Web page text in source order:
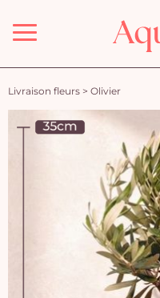
Menu
Livraison fleurs > Olivier